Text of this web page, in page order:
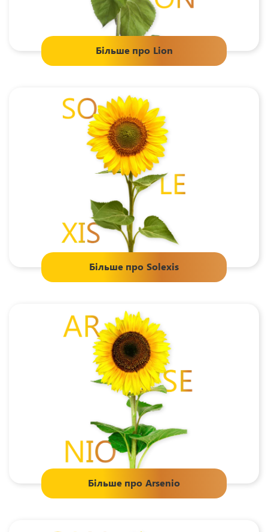
Більше про Lion
Більше про Solexis
Більше про Arsenio